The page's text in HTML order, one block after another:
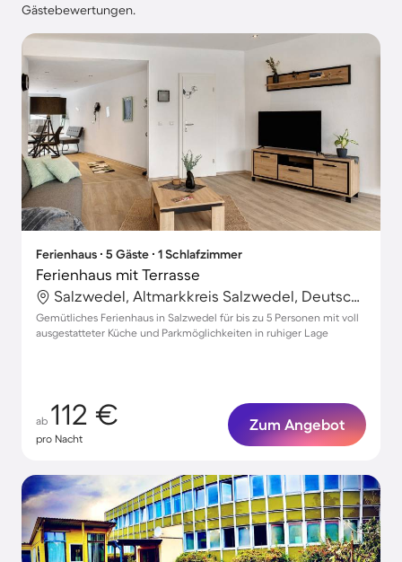
Gästebewertungen.
Ferienhaus ∙ 5 Gäste ∙ 1 Schlafzimmer
Ferienhaus mit Terrasse
Salzwedel, Altmarkkreis Salzwedel, Deutschland
Gemütliches Ferienhaus in Salzwedel für bis zu 5 Personen mit voll
ausgestatteter Küche und Parkmöglichkeiten in ruhiger Lage
ab 112 €
pro Nacht
Zum Angebot